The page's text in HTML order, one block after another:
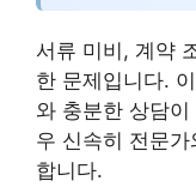
서류 미비, 계약
한 문제입니다.
와 충분한 상담
우 신속히 전문
합니다.